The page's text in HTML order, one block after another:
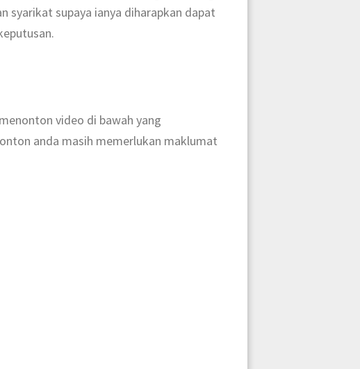
syarikat supaya ianya diharapkan dapat
video di bawah yang
anda masih memerlukan maklumat